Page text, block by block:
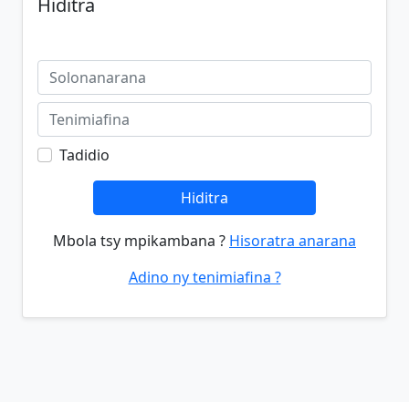
Hiditra
Tadidio
Hiditra
Mbola tsy mpikambana ? Hisoratra anarana
Adino ny tenimiafina ?